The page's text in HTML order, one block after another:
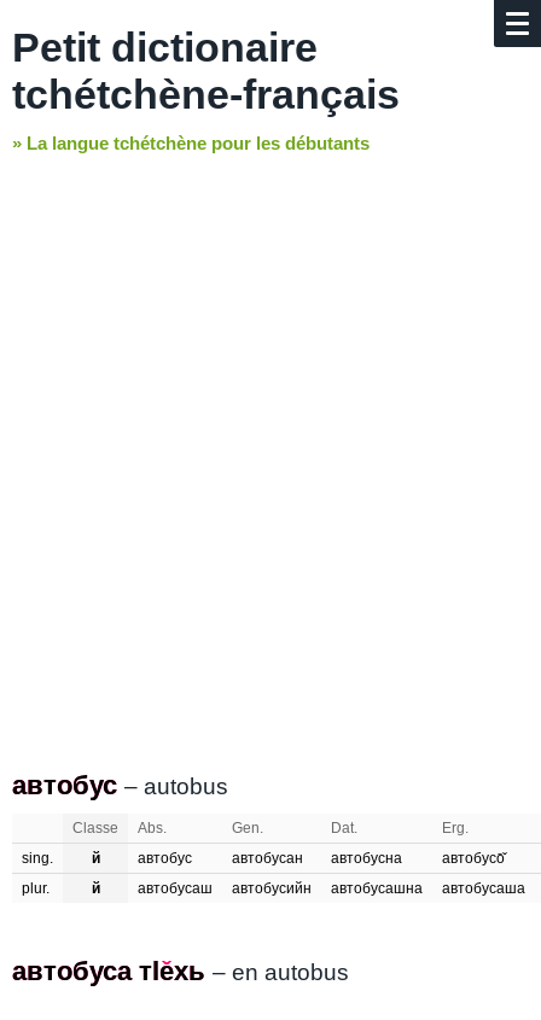
Petit dictionaire
tchétchène-français
» La langue tchétchène pour les débutants
автобус
автобус – autobus
Classe Abs. Gen. Dat.
Erg.
sing.
й автобус автобусан автобусна
автобусо̄̌
plur.
й автобусаш автобусийн автобусашна автобусаша
автобуса тӏе̌хь
автобуса тӏехь – en autobus